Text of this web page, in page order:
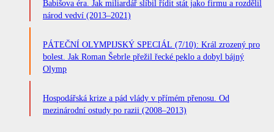
Babišova éra. Jak miliardář slíbil řídit stát jako firmu a rozdělil
národ vedví (2013–2021)
PÁTEČNÍ OLYMPIJSKÝ SPECIÁL (7/10): Král zrozený pro
bolest. Jak Roman Šebrle přežil řecké peklo a dobyl bájný
Olymp
Hospodářská krize a pád vlády v přímém přenosu. Od
mezinárodní ostudy po razii (2008–2013)